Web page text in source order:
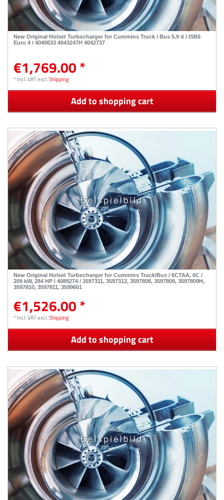
New Original Holset Turbocharger for Cummins Truck / Bus 5.9 d / ISB6
Euro 4 / 4040633 4043247H 4042737
€1,769.00 *
* Incl. VATexcl.Shipping
Add to shopping cart
New Original Holset Turbocharger for Cummins Truck/Bus / 6CTAA, 6C /
209 kW, 284 HP / 4089274 / 3597311, 3597312, 3597808, 3597809, 3597809H,
3597810, 3597811, 3599601
€1,526.00 *
* Incl. VATexcl.Shipping
Add to shopping cart